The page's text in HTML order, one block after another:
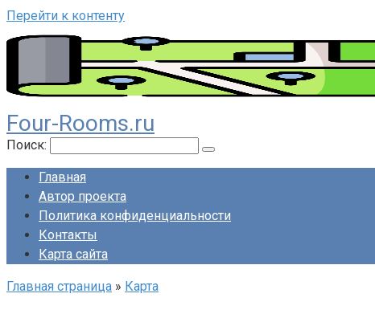
Перейти к контенту
Four-Rooms.ru
Поиск:
Главная
Автор проекта
Политика конфиденциальности
Контакты
Карта сайта
Главная страница » Карта